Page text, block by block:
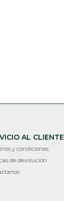
AL CLIENTE
y condiciones
de devolución